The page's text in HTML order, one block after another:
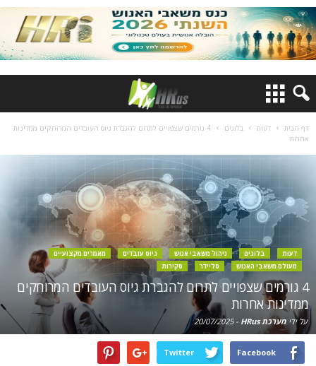
דף הבית דעות בלוגים
4 גורמים שצפויים לתרום להגברת גיוס העובדים המרוחקים ממדינות
אחרות
דעות בלוגים ניהול משאבי אנוש גיוס עובדים
מאמרים מקצועיים
מעולם משאבי האנוש
סליידר סקירות
4 גורמים שצפויים לתרום להגברת גיוס העובדים המרוחקים
ממדינות אחרות
על ידי מערכת HRus -
20/07/2025
Facebook
Twitter